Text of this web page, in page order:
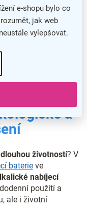
e-shopu bylo co
jak web
vylepšovat.
a
životností? V
baterie ve
nabíjecí
použití a
ale i životní